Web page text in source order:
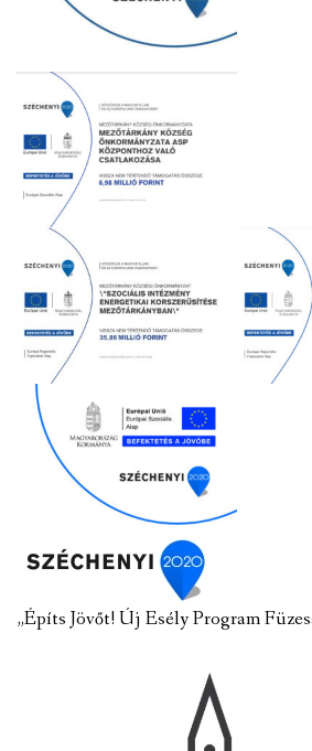
„Építs Jövőt! Új Esély Program